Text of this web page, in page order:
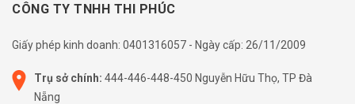
CÔNG TY TNHH THI PHÚC
Giấy phép kinh doanh: 0401316057 - Ngày cấp: 26/11/2009
Trụ sở chính: 444-446-448-450 Nguyễn Hữu Thọ, TP Đà
Nẵng